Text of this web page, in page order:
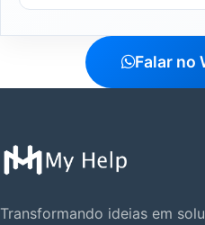
Falar no
Transformando ideias em